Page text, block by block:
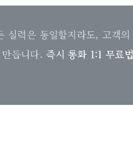
실력은 동일할지라도, 고객
듭니다. 즉시 통화 1:1 무료